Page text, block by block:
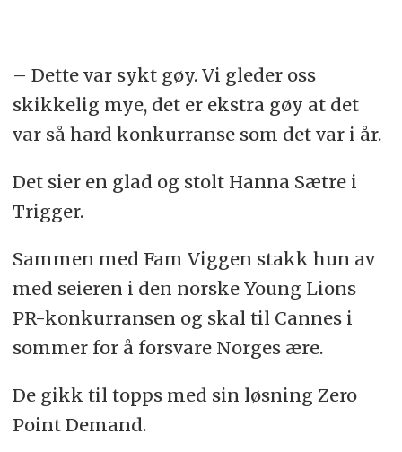
– Dette var sykt gøy. Vi gleder oss
skikkelig mye, det er ekstra gøy at det
var så hard konkurranse som det var i år.
Det sier en glad og stolt Hanna Sætre i
Trigger.
Sammen med Fam Viggen stakk hun av
med seieren i den norske Young Lions
PR-konkurransen og skal til Cannes i
sommer for å forsvare Norges ære.
De gikk til topps med sin løsning Zero
Point Demand.